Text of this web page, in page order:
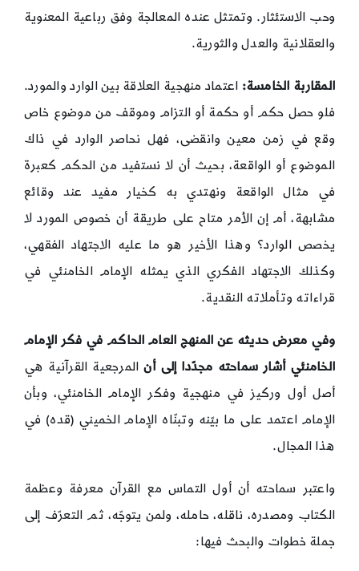
وحب الاستئثار. وتمتثل عنده المعالجة وفق رباعية المعنوية
والعقلانية والعدل والثورية.
المقاربة الخامسة: اعتماد منهجية العلاقة بين الوارد والمورد.
فلو حصل حكم أو حكمة أو التزام وموقف من موضوع خاص
وقع في زمن معين وانقضى، فهل نحاصر الوارد في ذاك
الموضوع أو الواقعة، بحيث أن لا نستفيد من الحكم كعبرة
في مثال الواقعة ونهتدي به كخيار مفيد عند وقائع
مشابهة، أم إن الأمر متاح على طريقة أن خصوص المورد لا
يخصص الوارد؟ وهذا الأخير هو ما عليه الاجتهاد الفقهي،
وكذلك الاجتهاد الفكري الذي يمثله الإمام الخامنئي في
قراءاته وتأملاته النقدية.
وفي معرض حديثه عن المنهج العام الحاكم في فكر الإمام
الخامنئي أشار سماحته مجدّدا إلى أن المرجعية القرآنية هي
أصل أول وركيز في منهجية وفكر الإمام الخامنئي، وبأن
الإمام اعتمد على ما بيّنه وتبنّاه الإمام الخميني (قده) في
هذا المجال.
واعتبر سماحته أن أول التماس مع القرآن معرفة وعظمة
الكتاب ومصدره، ناقله، حامله، ولمن يتوجّه، ثم التعرّف إلى
جملة خطوات والبحث فيها: